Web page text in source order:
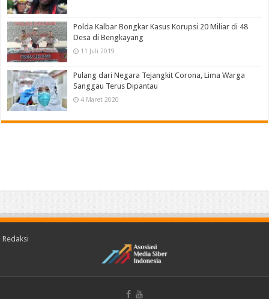
Polda Kalbar Bongkar Kasus Korupsi 20 Miliar di 48
Desa di Bengkayang
11 Juli 2019
Pulang dari Negara Tejangkit Corona, Lima Warga
Sanggau Terus Dipantau
4 Maret 2020
Redaksi